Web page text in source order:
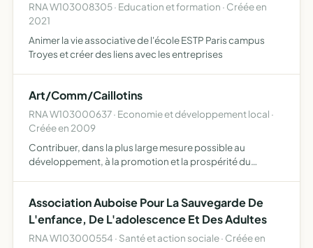
RNA W103008305 · Education et formation · Créée en
2021
Animer la vie associative de l'école ESTP Paris campus
Troyes et créer des liens avec les entreprises
Art/Comm/Caillotins
RNA W103000637 · Economie et développement local ·
Créée en 2009
Contribuer, dans la plus large mesure possible au
développement, à la promotion et la prospérité du
qui seront jugées p…
Association Auboise Pour La Sauvegarde De
L'enfance, De L'adolescence Et Des Adultes
RNA W103000554 · Santé et action sociale · Créée en